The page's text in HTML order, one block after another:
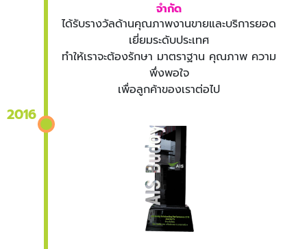
จำกัด
ได้รับรางวัลด้านคุณภาพงานขายและบริการยอด
เยี่ยมระดับประเทศ
ทำให้เราจะต้องรักษา มาตราฐาน คุณภาพ ความ
พึ่งพอใจ
เพื่อลูกค้าของเราต่อไป
2016